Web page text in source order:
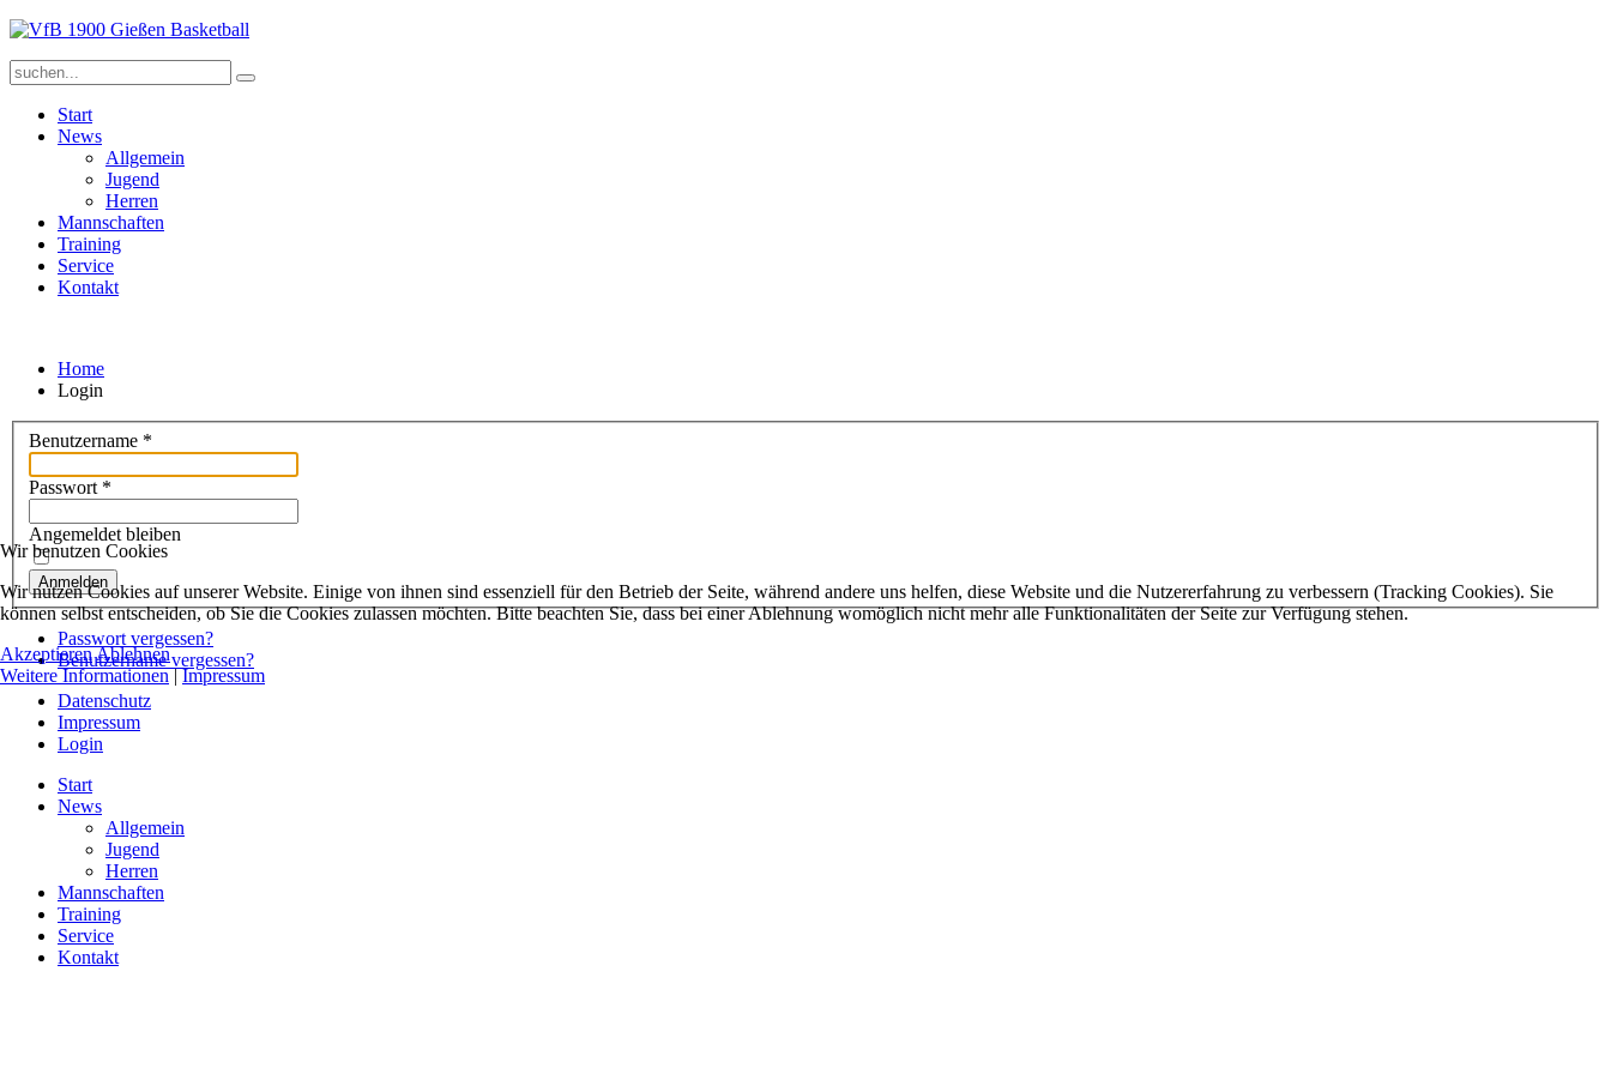
Start
News
Allgemein
Jugend
Herren
Mannschaften
Training
Service
Kontakt
Home
Login
Benutzername *
Passwort *
Angemeldet bleiben
Anmelden
Passwort vergessen?
Benutzername vergessen?
Datenschutz
Impressum
Login
Start
News
Allgemein
Jugend
Herren
Mannschaften
Training
Service
Kontakt
Wir benutzen Cookies
Wir nutzen Cookies auf unserer Website. Einige von ihnen sind essenziell für den Betrieb der Seite, während andere uns helfen, diese Website und die Nutzererfahrung zu verbessern (Tracking Cookies). Sie
können selbst entscheiden, ob Sie die Cookies zulassen möchten. Bitte beachten Sie, dass bei einer Ablehnung womöglich nicht mehr alle Funktionalitäten der Seite zur Verfügung stehen.
AkzeptierenAblehnen
Weitere Informationen|Impressum